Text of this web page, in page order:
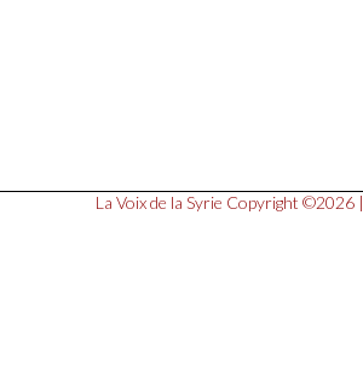
La Voix de la Syrie Copyright ©2026 |